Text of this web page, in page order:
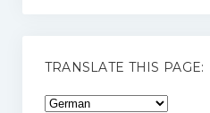
TRANSLATE THIS PAGE: